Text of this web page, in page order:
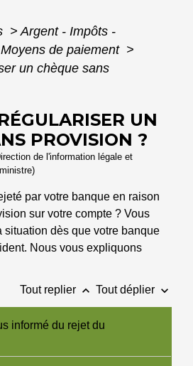
> Argent - Impôts -
Moyens de paiement >
un chèque sans
UN
PROVISION ?
de l'information légale et
par votre banque en raison
sur votre compte ? Vous
situation dès que votre banque
Nous vous expliquons
Tout replier keyboard_arrow_up Tout déplier keyboard_arrow_down
informé du rejet du